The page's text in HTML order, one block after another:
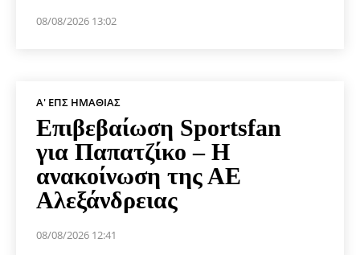
08/08/2026 13:02
Α' ΕΠΣ ΗΜΑΘΊΑΣ
Επιβεβαίωση Sportsfan
για Παπατζίκο – Η
ανακοίνωση της ΑΕ
Αλεξάνδρειας
08/08/2026 12:41